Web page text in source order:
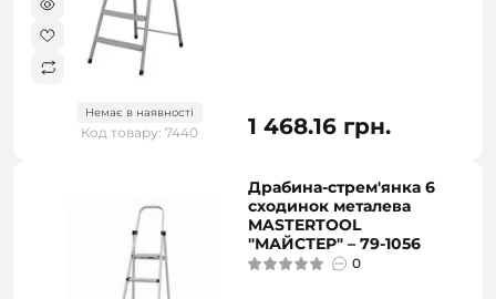
Немає в наявності
Код товару: 7440 1 468.16 грн.
Драбина-стрем'янка 6
сходинок металева
MASTERTOOL
"МАЙСТЕР" – 79-1056
0